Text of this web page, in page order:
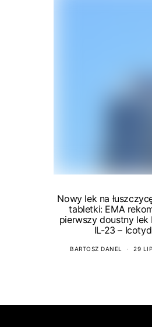
Nowy lek na
tabletki: EMA
pierwszy doustny lek
IL-23 –
BARTOSZ DANEL 29